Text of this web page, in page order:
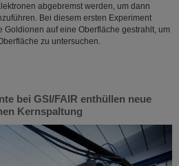
abgebremst werden, um dann
Bei diesem ersten Experiment
auf eine Oberfläche gestrahlt, um
zu untersuchen.
bei GSI/FAIR enthüllen neue
Kernspaltung